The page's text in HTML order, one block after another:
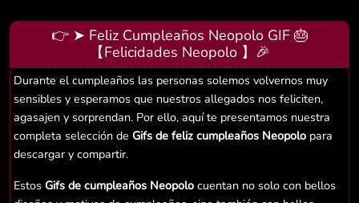
👉 ➤ Feliz Cumpleaños Neopolo GIF 🎂
【Felicidades Neopolo 】🎉
Durante el cumpleaños las personas solemos volvernos muy
sensibles y esperamos que nuestros allegados nos feliciten,
agasajen y sorprendan. Por ello, aquí te presentamos nuestra
completa selección de Gifs de feliz cumpleaños Neopolo para
descargar y compartir.
Estos Gifs de cumpleaños Neopolo cuentan no solo con bellos